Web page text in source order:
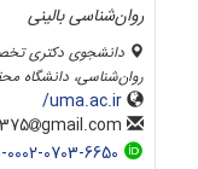
روان‌شناسی بالینی
دانشجوی دکتری
روان‌شناسی، دانشگاه
uma.ac.ir/
gmail.com
0002-0703-6650